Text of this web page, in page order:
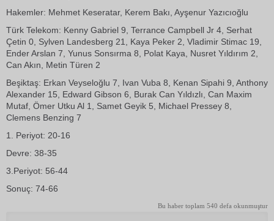
Hakemler: Mehmet Keseratar, Kerem Bakı, Ayşenur Yazıcıoğlu
Türk Telekom: Kenny Gabriel 9, Terrance Campbell Jr 4, Serhat
Çetin 0, Sylven Landesberg 21, Kaya Peker 2, Vladimir Stimac 19,
Ender Arslan 7, Yunus Sonsırma 8, Polat Kaya, Nusret Yıldırım 2,
Can Akın, Metin Türen 2
Beşiktaş: Erkan Veyseloğlu 7, Ivan Vuba 8, Kenan Sipahi 9, Anthony
Alexander 15, Edward Gibson 6, Burak Can Yıldızlı, Can Maxim
Mutaf, Ömer Utku Al 1, Samet Geyik 5, Michael Pressey 8,
Clemens Benzing 7
1. Periyot: 20-16
Devre: 38-35
3.Periyot: 56-44
Sonuç: 74-66
Bu haber toplam 540 defa okunmuştur